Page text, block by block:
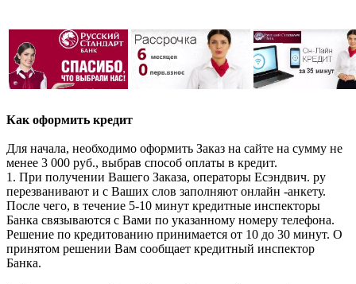
Как оформить кредит
Для начала, необходимо оформить Заказ на сайте на сумму не
менее 3 000 руб., выбрав способ оплаты в кредит.
1. При получении Вашего Заказа, операторы Есэндвич. ру
перезванивают и с Ваших слов заполняют онлайн -анкету.
После чего, в течение 5-10 минут кредитные инспекторы
Банка связываются с Вами по указанному номеру телефона.
Решение по кредитованию принимается от 10 до 30 минут. О
принятом решении Вам сообщает кредитный инспектор
Банка.